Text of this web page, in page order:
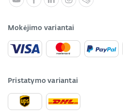
Mokėjimo variantai
Pristatymo variantai